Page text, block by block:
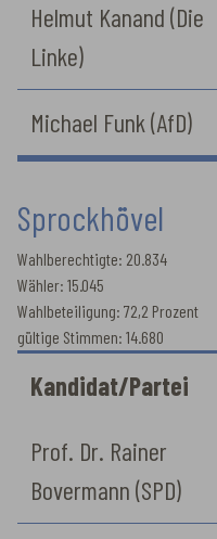
Helmut Kanand (Die
Linke)
Michael Funk (AfD)
Sprockhövel
Wahlberechtigte: 20.834
Wähler: 15.045
Wahlbeteiligung: 72,2 Prozent
gültige Stimmen: 14.680
Kandidat/Partei
Prof. Dr. Rainer
Bovermann (SPD)